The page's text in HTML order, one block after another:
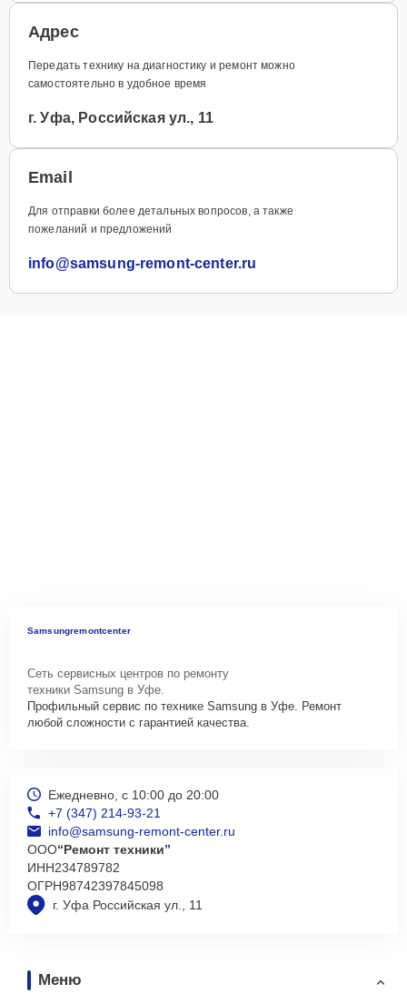
Адрес
Передать технику на диагностику и ремонт можно
самостоятельно в удобное время
г. Уфа, Российская ул., 11
Email
Для отправки более детальных вопросов, а также
пожеланий и предложений
info@samsung-remont-center.ru
Samsungremontcenter
Сеть сервисных центров по ремонту
техники Samsung в Уфе.
Профильный сервис по технике Samsung в Уфе. Ремонт
любой сложности с гарантией качества.
г. Уфа Российская ул., 11
Ежедневно, с 10:00 до 20:00
+7 (347) 214-93-21
info@samsung-remont-center.ru
ООО“Ремонт техники”
ИНН234789782
ОГРН98742397845098
Меню